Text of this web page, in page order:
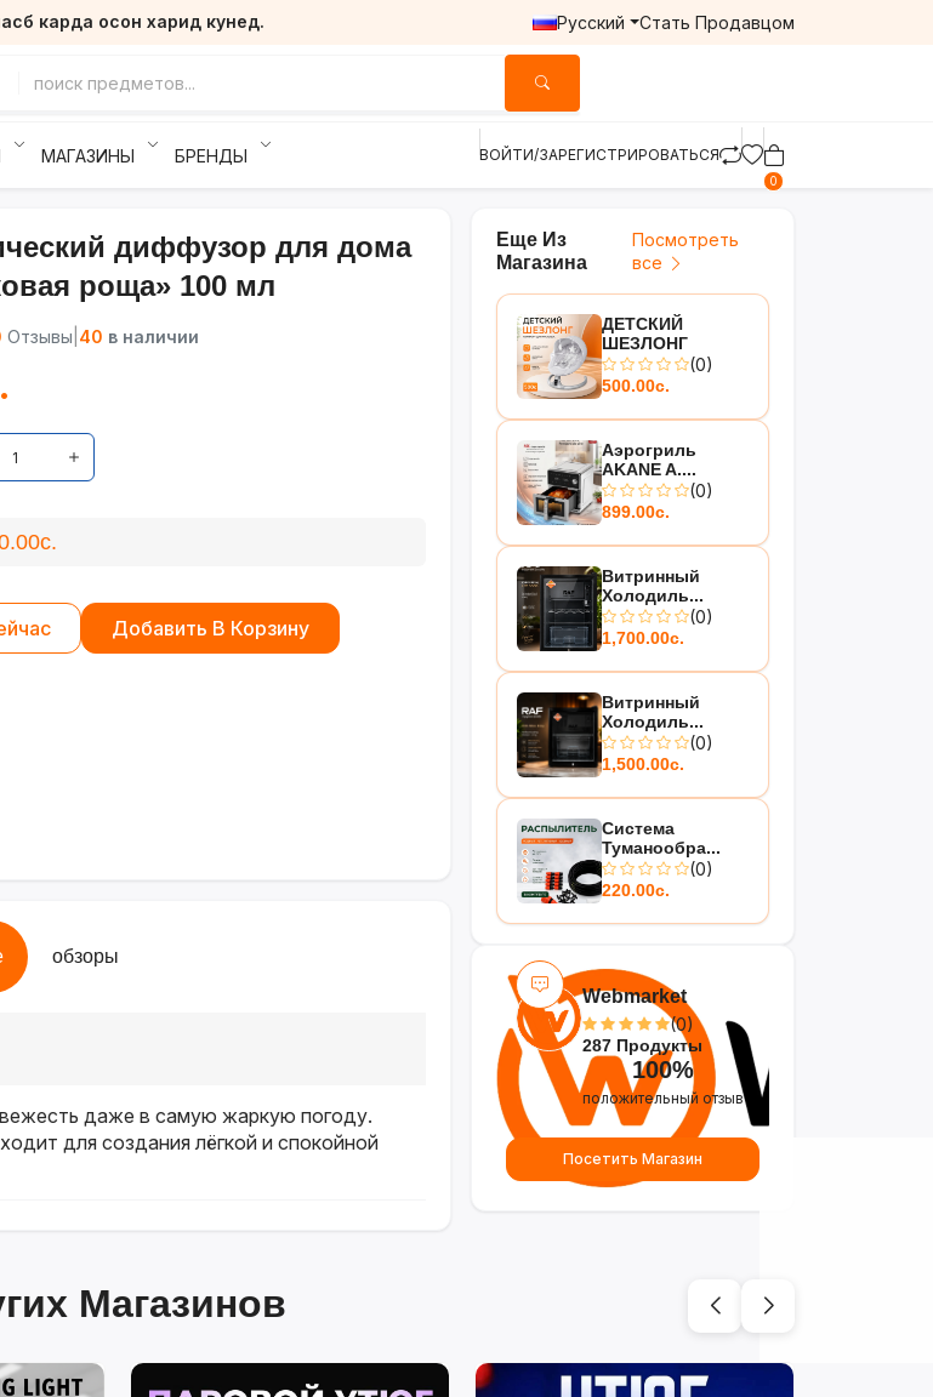
карда осон харид кунед. Русский Стать Продавцом
МАГАЗИНЫ БРЕНДЫ ВОЙТИ/ЗАРЕГИСТРИРОВАТЬСЯ
0
диффузор для дома
роща» 100 мл
Отзывы 40 в наличии
Добавить В Корзину
обзоры
даже в самую жаркую погоду.
для создания лёгкой и спокойной
Еще Из
Магазина
Посмотреть
все
ДЕТСКИЙ
ШЕЗЛОНГ
(0)
500.00с.
Аэрогриль
AKANE A....
(0)
899.00с.
Витринный
Холодиль...
(0)
1,700.00с.
Витринный
Холодиль...
(0)
1,500.00с.
Система
Туманообра...
(0)
220.00с.
Webmarket
(0)
287 Продукты
100%
положительный отзыв
Посетить Магазин
Магазинов